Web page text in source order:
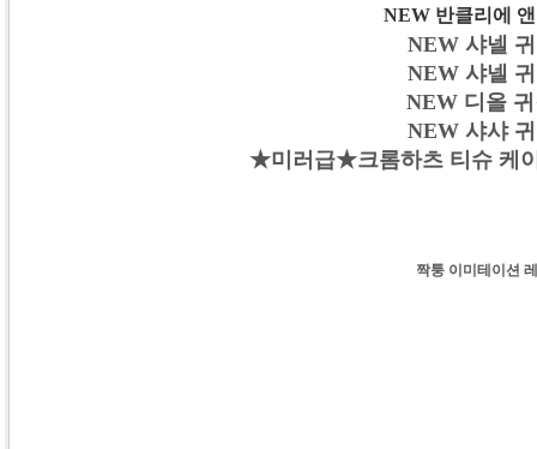
NEW 반클리에
NEW 샤넬
NEW 샤넬
NEW 디올
NEW 샤샤
★미러급★크롬하츠 티슈 케
짝퉁 이미테이션